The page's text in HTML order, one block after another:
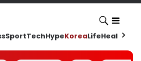
SportTechHypeKoreaLifeHealth